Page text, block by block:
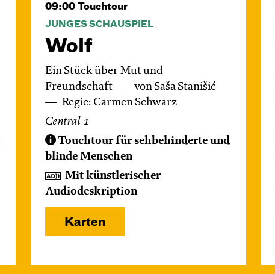
09:00 Touchtour
JUNGES SCHAUSPIEL
Wolf
Ein Stück über Mut und
Freundschaft
von Saša Stanišić
Regie: Carmen Schwarz
Central 1
Touchtour für sehbehinderte und
blinde Menschen
Mit künstlerischer
Audiodeskription
Karten